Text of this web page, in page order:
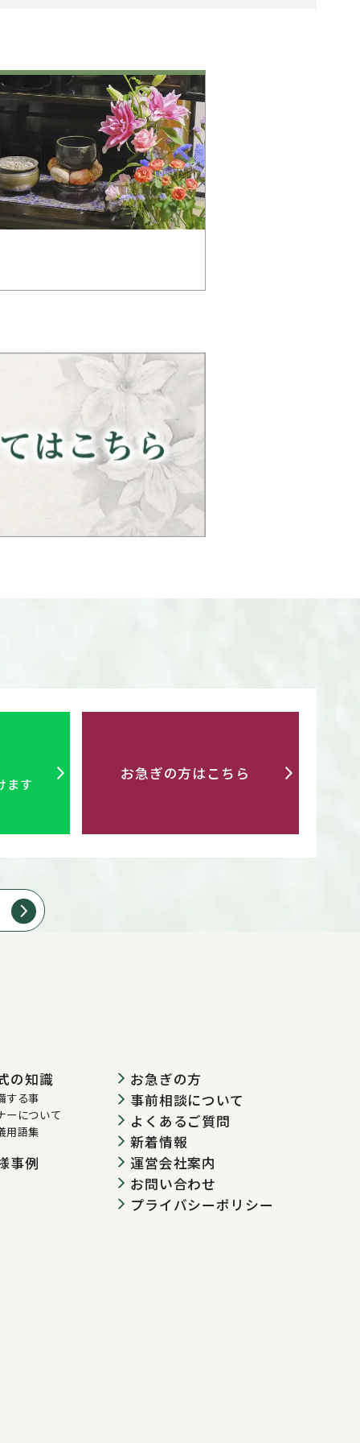
ます
お急ぎの方はこちら
の知識
する事
ーについて
用語集
事例
お急ぎの方
事前相談について
よくあるご質問
新着情報
運営会社案内
お問い合わせ
プライバシーポリシー